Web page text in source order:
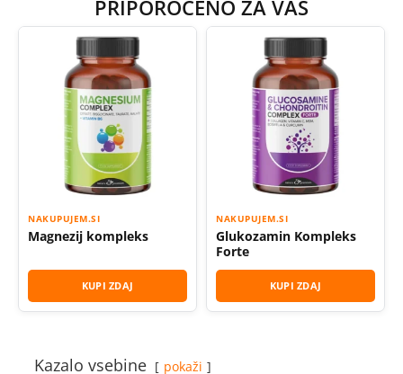
PRIPOROČENO ZA VAS
NAKUPUJEM.SI
Magnezij kompleks
KUPI ZDAJ
NAKUPUJEM.SI
Glukozamin Kompleks
Forte
KUPI ZDAJ
Kazalo vsebine pokaži